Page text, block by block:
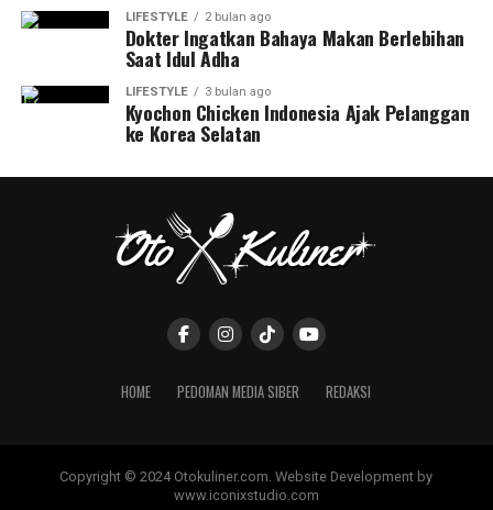
LIFESTYLE 2 bulan ago
Dokter Ingatkan Bahaya Makan Berlebihan
Saat Idul Adha
LIFESTYLE 3 bulan ago
Kyochon Chicken Indonesia Ajak Pelanggan
ke Korea Selatan
HOME PEDOMAN MEDIA SIBER REDAKSI
Copyright © 2024 Otokuliner.com. Website Development by
www.iconixstudio.com